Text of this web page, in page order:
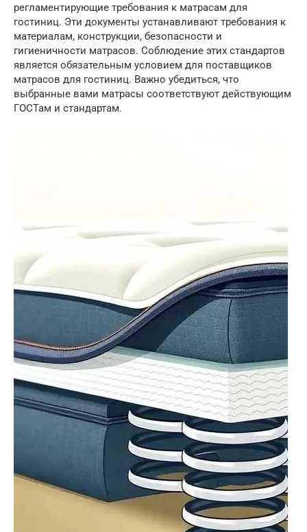
регламентирующие требования к матрасам для
гостиниц. Эти документы устанавливают требования к
материалам, конструкции, безопасности и
гигиеничности матрасов. Соблюдение этих стандартов
является обязательным условием для поставщиков
матрасов для гостиниц. Важно убедиться, что
выбранные вами матрасы соответствуют действующим
ГОСТам и стандартам.